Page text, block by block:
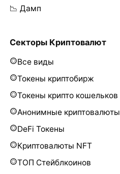
📉 Дамп
Секторы Криптовалют
Все виды
Токены криптобирж
Токены крипто кошельков
Анонимные криптовалюты
DeFi Токены
Криптовалюты NFT
ТОП Стейблкоинов